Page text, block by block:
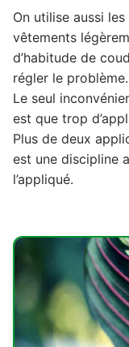
On utilise aussi
vêtements
d’habitude de
régler le problème.
Le seul
est que trop
Plus de deux
est une discipline
l’appliqué.